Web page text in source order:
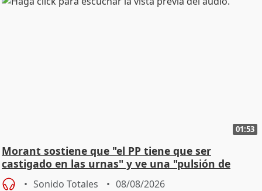
01:53
Morant sostiene que "el PP tiene que ser
castigado en las urnas" y ve una "pulsión de
cambio"
Sonido Totales 08/08/2026